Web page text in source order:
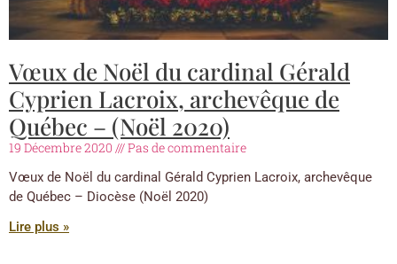
Vœux de Noël du cardinal Gérald
Cyprien Lacroix, archevêque de
Québec – (Noël 2020)
19 Décembre 2020 Pas de commentaire
Vœux de Noël du cardinal Gérald Cyprien Lacroix, archevêque
de Québec – Diocèse (Noël 2020)
Lire plus »